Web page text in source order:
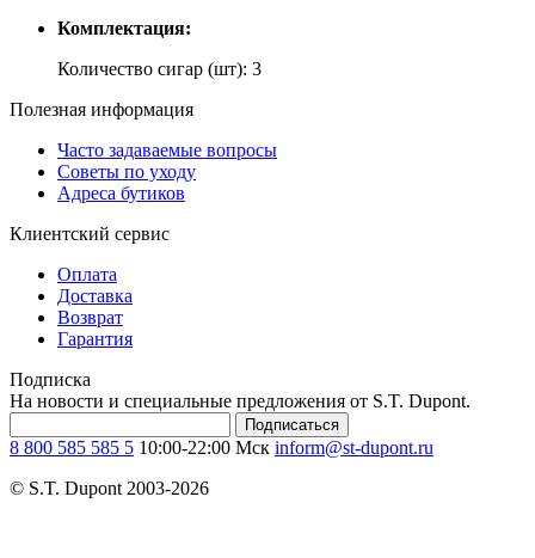
Комплектация:
Количество сигар (шт): 3
Полезная информация
Часто задаваемые вопросы
Советы по уходу
Адреса бутиков
Клиентский сервис
Оплата
Доставка
Возврат
Гарантия
Подписка
На новости и специальные предложения от S.T. Dupont.
Подписаться
8 800 585 585 5 10:00-22:00 Мск inform@st-dupont.ru
© S.T. Dupont 2003-2026